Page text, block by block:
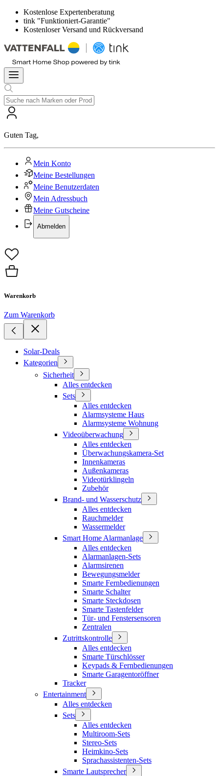
Kostenlose Expertenberatung
tink "Funktioniert-Garantie"
Kostenloser Versand und Rückversand
Guten Tag,
Mein Konto
Meine Bestellungen
Meine Benutzerdaten
Mein Adressbuch
Meine Gutscheine
Abmelden
Warenkorb
Zum Warenkorb
Solar-Deals
Kategorien
Sicherheit
Alles entdecken
Sets
Alles entdecken
Alarmsysteme Haus
Alarmsysteme Wohnung
Videoüberwachung
Alles entdecken
Überwachungskamera-Set
Innenkameras
Außenkameras
Videotürklingeln
Zubehör
Brand- und Wasserschutz
Alles entdecken
Rauchmelder
Wassermelder
Smart Home Alarmanlage
Alles entdecken
Alarmanlagen-Sets
Alarmsirenen
Bewegungsmelder
Smarte Fernbedienungen
Smarte Schalter
Smarte Steckdosen
Smarte Tastenfelder
Tür- und Fenstersensoren
Zentralen
Zutrittskontrolle
Alles entdecken
Smarte Türschlösser
Keypads & Fernbedienungen
Smarte Garagentoröffner
Tracker
Entertainment
Alles entdecken
Sets
Alles entdecken
Multiroom-Sets
Stereo-Sets
Heimkino-Sets
Sprachassistenten-Sets
Smarte Lautsprecher